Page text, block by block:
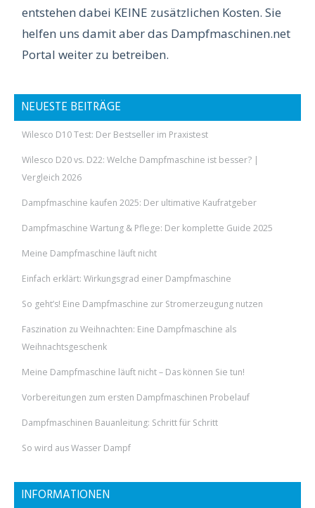
entstehen dabei KEINE zusätzlichen Kosten. Sie
helfen uns damit aber das Dampfmaschinen.net
Portal weiter zu betreiben.
NEUESTE BEITRÄGE
Wilesco D10 Test: Der Bestseller im Praxistest
Wilesco D20 vs. D22: Welche Dampfmaschine ist besser? |
Vergleich 2026
Dampfmaschine kaufen 2025: Der ultimative Kaufratgeber
Dampfmaschine Wartung & Pflege: Der komplette Guide 2025
Meine Dampfmaschine läuft nicht
Einfach erklärt: Wirkungsgrad einer Dampfmaschine
So geht’s! Eine Dampfmaschine zur Stromerzeugung nutzen
Faszination zu Weihnachten: Eine Dampfmaschine als
Weihnachtsgeschenk
Meine Dampfmaschine läuft nicht – Das können Sie tun!
Vorbereitungen zum ersten Dampfmaschinen Probelauf
Dampfmaschinen Bauanleitung: Schritt für Schritt
So wird aus Wasser Dampf
INFORMATIONEN